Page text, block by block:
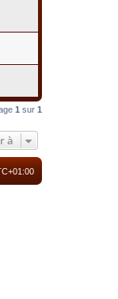
1 sur 1
à